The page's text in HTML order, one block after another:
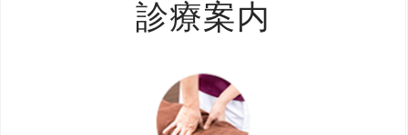
ッ
プ
診療案内